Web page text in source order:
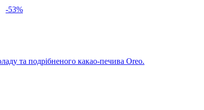
-53%
та подрібненого какао-печива Oreo.